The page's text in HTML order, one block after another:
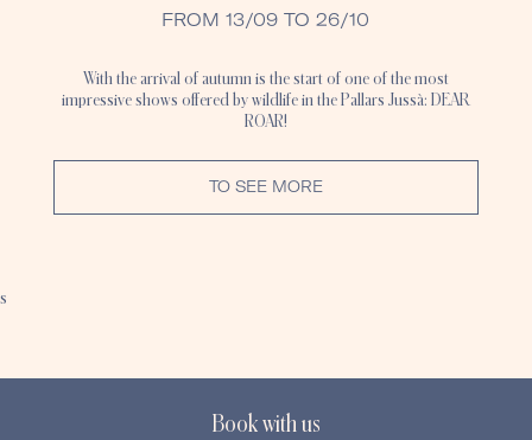
FROM 13/09 TO 26/10
With the arrival of autumn is the start of one of the most
impressive shows offered by wildlife in the Pallars Jussà: DEAR
ROAR!
TO SEE MORE
s
Book with us